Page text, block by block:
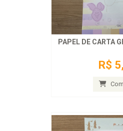
PAPEL DE CARTA
R$